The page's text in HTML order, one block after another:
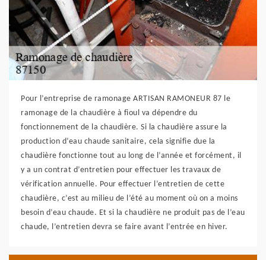
Pour l’entreprise de ramonage ARTISAN RAMONEUR 87 le
ramonage de la chaudière à fioul va dépendre du
fonctionnement de la chaudière. Si la chaudière assure la
production d’eau chaude sanitaire, cela signifie due la
chaudière fonctionne tout au long de l’année et forcément, il
y a un contrat d’entretien pour effectuer les travaux de
vérification annuelle. Pour effectuer l’entretien de cette
chaudière, c’est au milieu de l’été au moment où on a moins
besoin d’eau chaude. Et si la chaudière ne produit pas de l’eau
chaude, l’entretien devra se faire avant l’entrée en hiver.